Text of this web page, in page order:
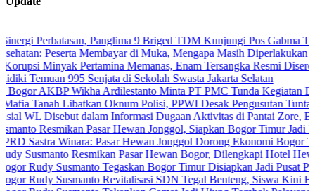
Panglima 9 Briged TDM Kunjungi Pos Gabma Temajuk dan
Membayar di Muka, Mengapa Masih Diperlakukan Berbeda?
Pertamina Memanas, Enam Tersangka Resmi Diseret ke Meja
995 Senjata di Sekolah Swasta Jakarta Selatan
Wikha Ardilestanto Minta PT PMC Tunda Kegiatan Demi Cegah
Libatkan Oknum Polisi, PPWI Desak Pengusutan Tuntas Kasus
dalam Informasi Dugaan Aktivitas di Pantai Zore, Bea Cukai
Pasar Hewan Jonggol, Siapkan Bogor Timur Jadi Pusat
Winara: Pasar Hewan Jonggol Dorong Ekonomi Bogor Timur
Resmikan Pasar Hewan Bogor, Dilengkapi Hotel Hewan dan
Susmanto Tegaskan Bogor Timur Disiapkan Jadi Pusat
Susmanto Revitalisasi SDN Tegal Benteng, Siswa Kini Belajar